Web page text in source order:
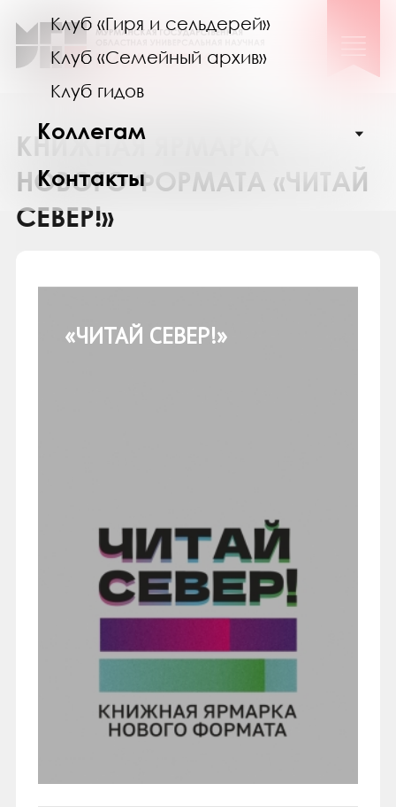
Клуб «Гиря и сельдерей»
Клуб «Семейный архив»
Клуб гидов
Коллегам
Контакты
КНИЖНАЯ ЯРМАРКА
НОВОГО ФОРМАТА «ЧИТАЙ
СЕВЕР!»
«ЧИТАЙ СЕВЕР!»